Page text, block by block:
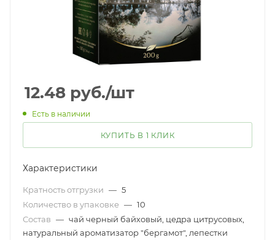
12.48 руб./шт
Есть в наличии
КУПИТЬ В 1 КЛИК
Характеристики
Кратность отгрузки — 5
Количество в упаковке — 10
Состав — чай черный байховый, цедра цитрусовых,
натуральный ароматизатор "бергамот", лепестки